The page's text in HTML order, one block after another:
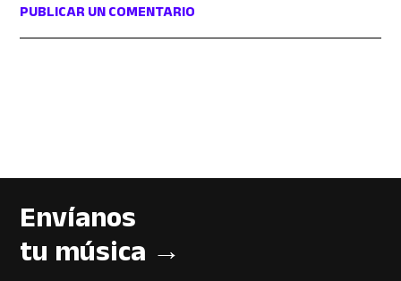
PUBLICAR UN COMENTARIO
Envíanos
tu música →